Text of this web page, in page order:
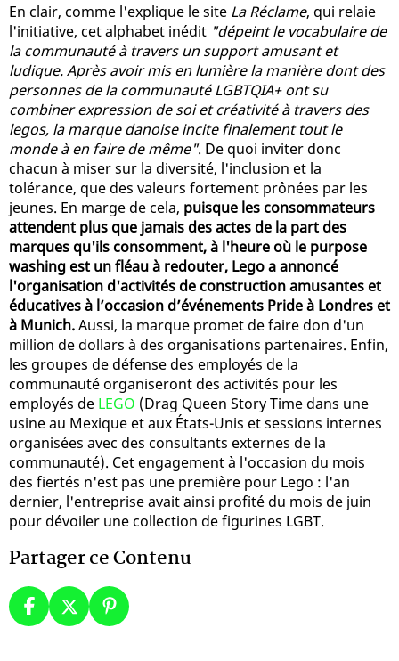
En clair, comme l'explique le site La Réclame, qui relaie
l'initiative, cet alphabet inédit "dépeint le vocabulaire de
la communauté à travers un support amusant et
ludique. Après avoir mis en lumière la manière dont des
personnes de la communauté LGBTQIA+ ont su
combiner expression de soi et créativité à travers des
legos, la marque danoise incite finalement tout le
monde à en faire de même". De quoi inviter donc
chacun à miser sur la diversité, l'inclusion et la
tolérance, que des valeurs fortement prônées par les
jeunes. En marge de cela, puisque les consommateurs
attendent plus que jamais des actes de la part des
marques qu'ils consomment, à l'heure où le purpose
washing est un fléau à redouter, Lego a annoncé
l'organisation d'activités de construction amusantes et
éducatives à l’occasion d’événements Pride à Londres et
à Munich.Aussi, la marque promet de faire don d'un
million de dollars à des organisations partenaires. Enfin,
les groupes de défense des employés de la
communauté organiseront des activités pour les
employés de LEGO (Drag Queen Story Time dans une
usine au Mexique et aux États-Unis et sessions internes
organisées avec des consultants externes de la
communauté). Cet engagement à l'occasion du mois
des fiertés n'est pas une première pour Lego : l'an
dernier, l'entreprise avait ainsi profité du mois de juin
pour dévoiler une collection de figurines LGBT.
Partager ce Contenu